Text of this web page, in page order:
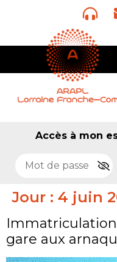
Accès à mon
Jour : 4 juin
gare aux